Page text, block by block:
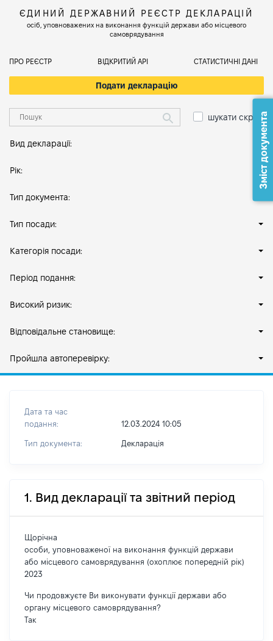
ЄДИНИЙ ДЕРЖАВНИЙ РЕЄСТР ДЕКЛАРАЦІЙ
осіб, уповноважених на виконання функцій держави або місцевого
самоврядування
ПРО РЕЄСТР ВІДКРИТИЙ АРІ СТАТИСТИЧНІ ДАНІ
Подати декларацію
шукати скрізь
Вид декларації:
Рік:
Тип документа:
Тип посади:
Категорія посади:
Період подання:
Високий ризик:
Відповідальне становище:
Пройшла автоперевірку:
Дата та час
подання:
12.03.2024 10:05
Тип документа: Декларація
1. Вид декларації та звітний період
Щорічна
особи, уповноваженої на виконання функцій держави
або місцевого самоврядування (охоплює попередній рік)
2023
Чи продовжуєте Ви виконувати функції держави або
органу місцевого самоврядування?
Так
Зміст документа